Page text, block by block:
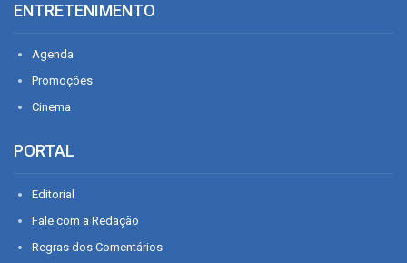
ENTRETENIMENTO
Agenda
Promoções
Cinema
PORTAL
Editorial
Fale com a Redação
Regras dos Comentários